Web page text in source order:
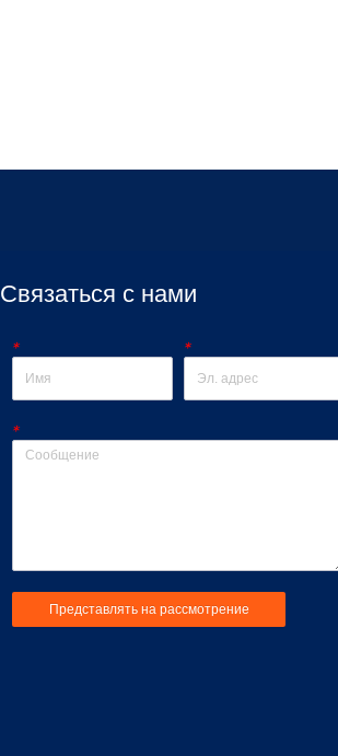
Связаться с нами
* *
*
Представлять на рассмотрение